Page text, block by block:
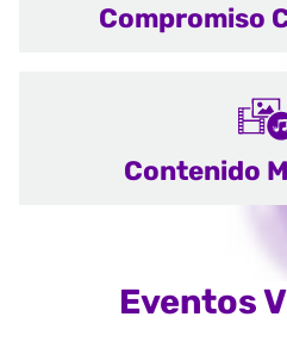
Compromiso
Contenido
Eventos